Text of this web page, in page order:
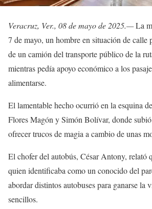
Veracruz, Ver., 08 de mayo de 2025.—La
7 de mayo, un hombre en situación de calle
de un camión del transporte público de la
mientras pedía apoyo económico a los
alimentarse.
El lamentable hecho ocurrió en la esquina
Flores Magón y Simón Bolívar, donde
ofrecer trucos de magia a cambio de unas
El chofer del autobús, César Antony, relató
quien identificaba como un conocido del
abordar distintos autobuses para ganarse la
sencillos.